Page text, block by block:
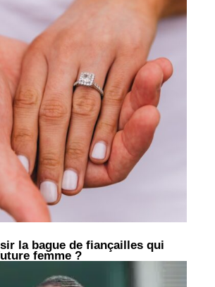
la bague de fiançailles qui
femme ?